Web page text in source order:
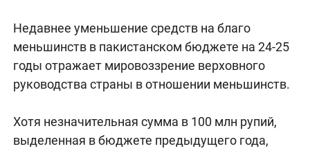
Недавнее уменьшение средств на благо
меньшинств в пакистанском бюджете на 24-25
годы отражает мировоззрение верховного
руководства страны в отношении меньшинств.
Хотя незначительная сумма в 100 млн рупий,
выделенная в бюджете предыдущего года,